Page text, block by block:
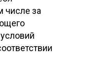
числе за